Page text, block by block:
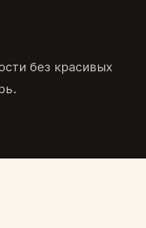
без красивых